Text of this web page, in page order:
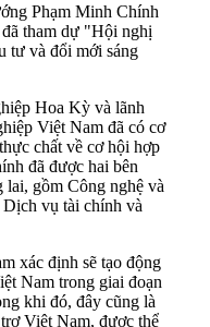
Phạm Minh Chính
tham dự "Hội nghị
tư và đổi mới sáng
Hoa Kỳ và lãnh
Việt Nam đã có cơ
chất về cơ hội hợp
đã được hai bên
lai, gồm Công nghệ và
vụ tài chính và
xác định sẽ tạo động
Nam trong giai đoạn
khi đó, đây cũng là
Việt Nam, được thể